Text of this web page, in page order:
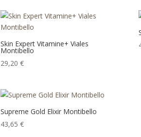
Skin Expert Vitamine+ Viales
Montibello
29,20 €
Supreme Gold Elixir Montibello
43,65 €